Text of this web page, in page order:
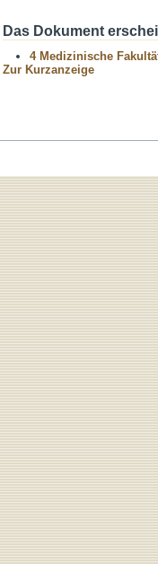
Das Dokument
4 Medizinische
Zur Kurzanzeige